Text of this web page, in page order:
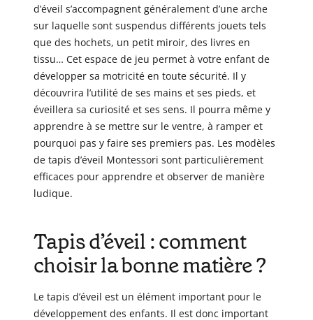
d’éveil s’accompagnent généralement d’une arche
sur laquelle sont suspendus différents jouets tels
que des hochets, un petit miroir, des livres en
tissu… Cet espace de jeu permet à votre enfant de
développer sa motricité en toute sécurité. Il y
découvrira l’utilité de ses mains et ses pieds, et
éveillera sa curiosité et ses sens. Il pourra même y
apprendre à se mettre sur le ventre, à ramper et
pourquoi pas y faire ses premiers pas. Les modèles
de tapis d’éveil Montessori sont particulièrement
efficaces pour apprendre et observer de manière
ludique.
Tapis d’éveil : comment
choisir la bonne matière ?
Le tapis d’éveil est un élément important pour le
développement des enfants. Il est donc important